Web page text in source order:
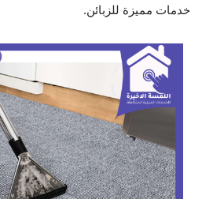
خدمات مميزة للزبائن.